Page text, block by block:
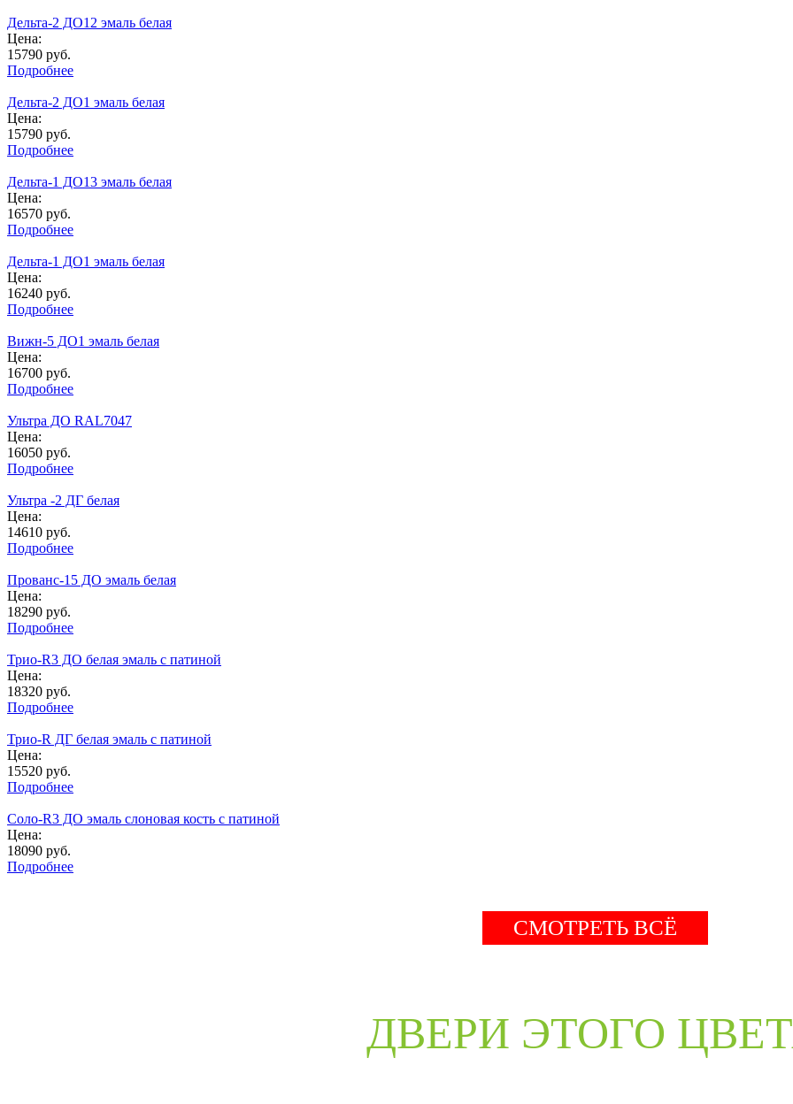
Дельта-2 ДО12 эмаль белая
Цена:
15790 руб.
Подробнее
Дельта-2 ДО1 эмаль белая
Цена:
15790 руб.
Подробнее
Дельта-1 ДО13 эмаль белая
Цена:
16570 руб.
Подробнее
Дельта-1 ДО1 эмаль белая
Цена:
16240 руб.
Подробнее
Вижн-5 ДО1 эмаль белая
Цена:
16700 руб.
Подробнее
Ультра ДО RAL7047
Цена:
16050 руб.
Подробнее
Ультра -2 ДГ белая
Цена:
14610 руб.
Подробнее
Прованс-15 ДО эмаль белая
Цена:
18290 руб.
Подробнее
Трио-R3 ДО белая эмаль с патиной
Цена:
18320 руб.
Подробнее
Трио-R ДГ белая эмаль с патиной
Цена:
15520 руб.
Подробнее
Соло-R3 ДО эмаль слоновая кость с патиной
Цена:
18090 руб.
Подробнее
СМОТРЕТЬ ВСЁ
ДВЕРИ ЭТОГО